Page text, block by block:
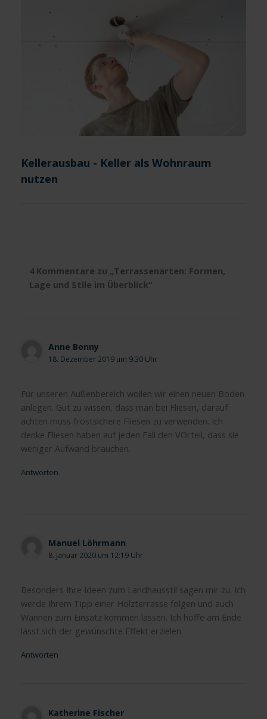
Kellerausbau - Keller als Wohnraum
nutzen
4 Kommentare zu „Terrassenarten: Formen,
Lage und Stile im Überblick“
Anne Bonny
18. Dezember 2019 um 9:30 Uhr
Für unseren Außenbereich wollen wir einen neuen Boden
anlegen. Gut zu wissen, dass man bei Fliesen, darauf
achten muss frostsichere Fliesen zu verwenden. Ich
denke Fliesen haben auf jeden Fall den VOrteil, dass sie
weniger Aufwand brauchen.
Antworten
Manuel Löhrmann
8. Januar 2020 um 12:19 Uhr
Besonders Ihre Ideen zum Landhausstil sagen mir zu. Ich
werde Ihrem Tipp einer Holzterrasse folgen und auch
Wannen zum Einsatz kommen lassen. Ich hoffe am Ende
lässt sich der gewünschte Effekt erzielen.
Antworten
Katherine Fischer